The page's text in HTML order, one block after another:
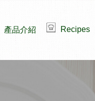
產品介紹 Recipes